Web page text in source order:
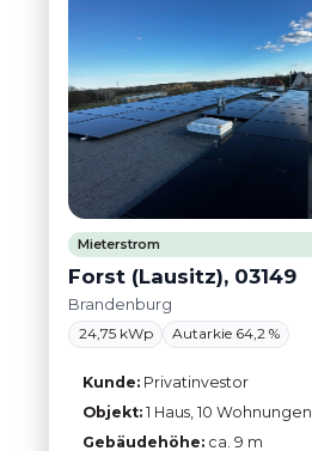
Mieterstrom
Forst (Lausitz), 03149
Brandenburg
24,75 kWp Autarkie 64,2 %
Kunde:Privatinvestor
Objekt:1 Haus, 10 Wohnungen
Gebäudehöhe:ca. 9 m